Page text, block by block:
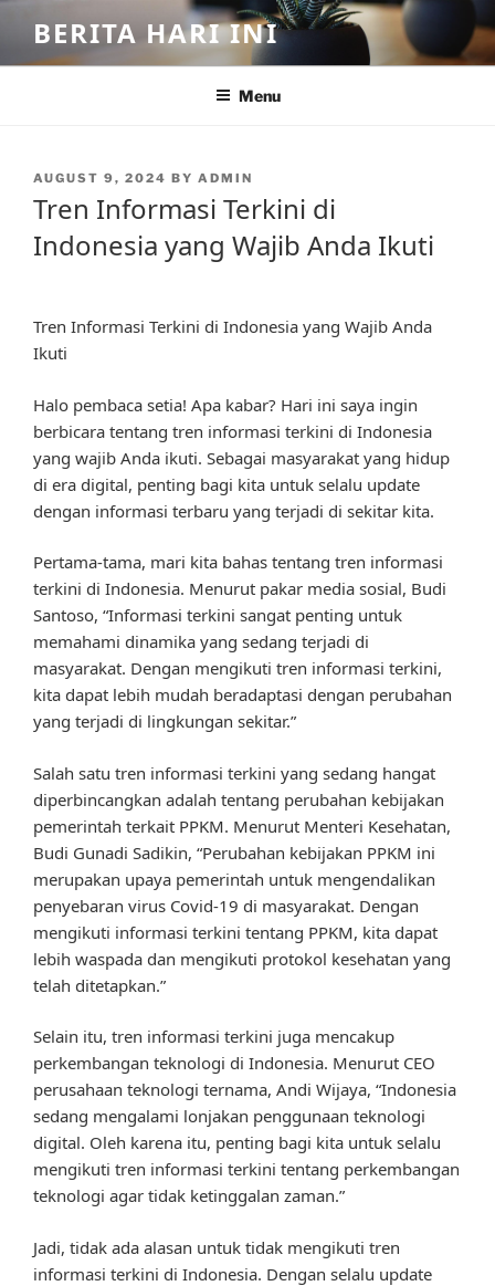
content
BERITA HARI INI
Menu
POSTED
AUGUST 9, 2024 BY ADMIN
Tren Informasi Terkini di
Indonesia yang Wajib Anda Ikuti
Tren Informasi Terkini di Indonesia yang Wajib Anda
Ikuti
Halo pembaca setia! Apa kabar? Hari ini saya ingin
berbicara tentang tren informasi terkini di Indonesia
yang wajib Anda ikuti. Sebagai masyarakat yang hidup
di era digital, penting bagi kita untuk selalu update
dengan informasi terbaru yang terjadi di sekitar kita.
Pertama-tama, mari kita bahas tentang tren informasi
terkini di Indonesia. Menurut pakar media sosial, Budi
Santoso, “Informasi terkini sangat penting untuk
memahami dinamika yang sedang terjadi di
masyarakat. Dengan mengikuti tren informasi terkini,
kita dapat lebih mudah beradaptasi dengan perubahan
yang terjadi di lingkungan sekitar.”
Salah satu tren informasi terkini yang sedang hangat
diperbincangkan adalah tentang perubahan kebijakan
pemerintah terkait PPKM. Menurut Menteri Kesehatan,
Budi Gunadi Sadikin, “Perubahan kebijakan PPKM ini
merupakan upaya pemerintah untuk mengendalikan
penyebaran virus Covid-19 di masyarakat. Dengan
mengikuti informasi terkini tentang PPKM, kita dapat
lebih waspada dan mengikuti protokol kesehatan yang
telah ditetapkan.”
Selain itu, tren informasi terkini juga mencakup
perkembangan teknologi di Indonesia. Menurut CEO
perusahaan teknologi ternama, Andi Wijaya, “Indonesia
sedang mengalami lonjakan penggunaan teknologi
digital. Oleh karena itu, penting bagi kita untuk selalu
mengikuti tren informasi terkini tentang perkembangan
teknologi agar tidak ketinggalan zaman.”
Jadi, tidak ada alasan untuk tidak mengikuti tren
informasi terkini di Indonesia. Dengan selalu update